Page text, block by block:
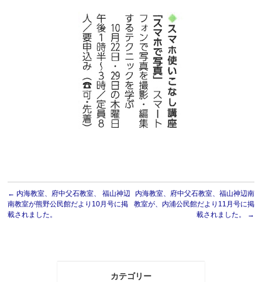
← 内海教室、府中父石教室、 福山神辺
南教室が熊野公民館だより10月号に掲
載されました。
内海教室、府中父石教室、福山神辺南
教室が、内浦公民館だより11月号に掲
載されました。
→
カテゴリー